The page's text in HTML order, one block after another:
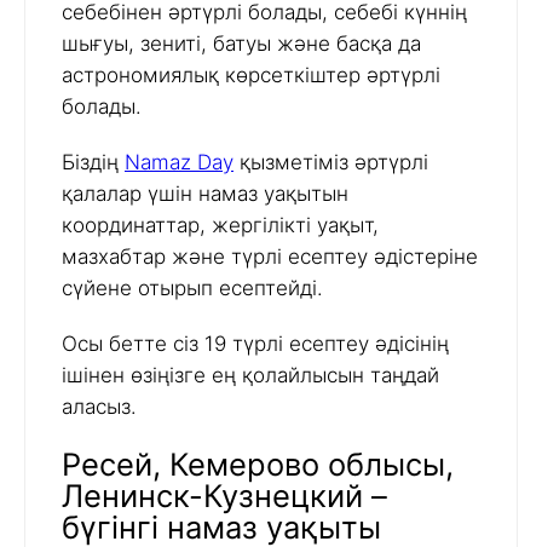
себебінен әртүрлі болады, себебі күннің
шығуы, зениті, батуы және басқа да
астрономиялық көрсеткіштер әртүрлі
болады.
Біздің Namaz Day қызметіміз әртүрлі
қалалар үшін намаз уақытын
координаттар, жергілікті уақыт,
мазхабтар және түрлі есептеу әдістеріне
сүйене отырып есептейді.
Осы бетте сіз 19 түрлі есептеу әдісінің
ішінен өзіңізге ең қолайлысын таңдай
аласыз.
Ресей, Кемерово облысы,
Ленинск-Кузнецкий –
бүгінгі намаз уақыты